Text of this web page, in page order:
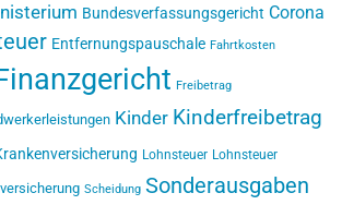
Bundesverfassungsgericht Corona
Entfernungspauschale Fahrtkosten
Freibetrag
Kinder Kinderfreibetrag
Lohnsteuer Lohnsteuer
Scheidung Sonderausgaben